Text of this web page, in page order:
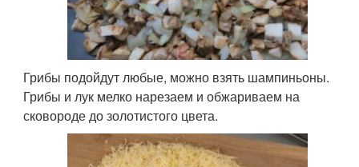
Грибы подойдут любые, можно взять шампиньоны.
Грибы и лук мелко нарезаем и обжариваем на
сковороде до золотистого цвета.